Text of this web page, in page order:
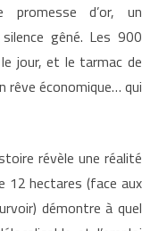
d’or, un
gêné. Les 900
jour, et le tarmac de
rêve économique… qui
révèle une réalité
12 hectares (face aux
démontre à quel